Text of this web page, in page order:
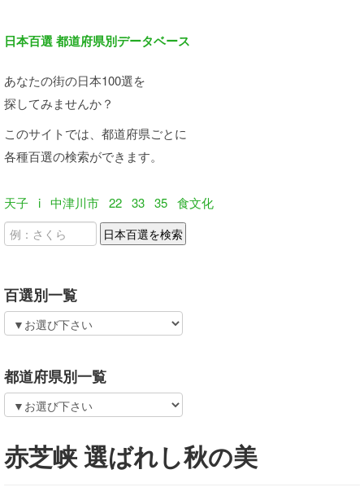
日本百選 都道府県別データベース
あなたの街の日本100選を
探してみませんか？
このサイトでは、都道府県ごとに
各種百選の検索ができます。
天子 i 中津川市 22 33 35 食文化
百選別一覧
都道府県別一覧
赤芝峡 選ばれし秋の美